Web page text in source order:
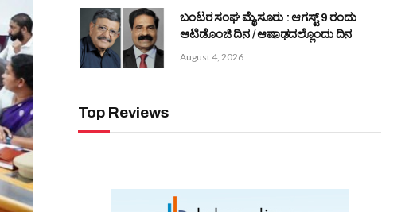
ಬಂಟರ ಸಂಘ ಮೈಸೂರು : ಆಗಸ್ಟ್ 9 ರಂದು
ಆಟಿಡೊಂಜಿ ದಿನ / ಆಷಾಢದಲ್ಲೊಂದು ದಿನ
August 4, 2026
Top Reviews